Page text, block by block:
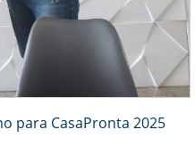
para CasaPronta 2025